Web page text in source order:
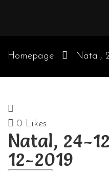
Homepage Natal,
0 Likes
Natal, 24-
12-2019